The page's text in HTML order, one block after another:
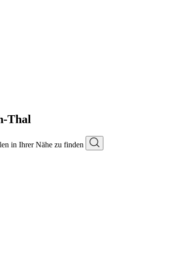
Thal
in Ihrer Nähe zu finden